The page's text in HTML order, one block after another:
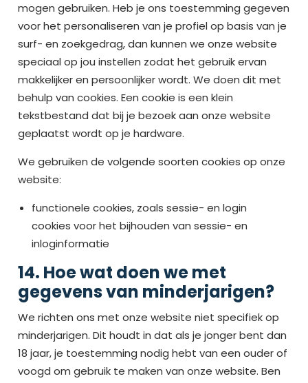
mogen gebruiken. Heb je ons toestemming gegeven
voor het personaliseren van je profiel op basis van je
surf- en zoekgedrag, dan kunnen we onze website
speciaal op jou instellen zodat het gebruik ervan
makkelijker en persoonlijker wordt. We doen dit met
behulp van cookies. Een cookie is een klein
tekstbestand dat bij je bezoek aan onze website
geplaatst wordt op je hardware.
We gebruiken de volgende soorten cookies op onze
website:
functionele cookies, zoals sessie- en login
cookies voor het bijhouden van sessie- en
inloginformatie
14. Hoe wat doen we met
gegevens van minderjarigen?
We richten ons met onze website niet specifiek op
minderjarigen. Dit houdt in dat als je jonger bent dan
18 jaar, je toestemming nodig hebt van een ouder of
voogd om gebruik te maken van onze website. Ben